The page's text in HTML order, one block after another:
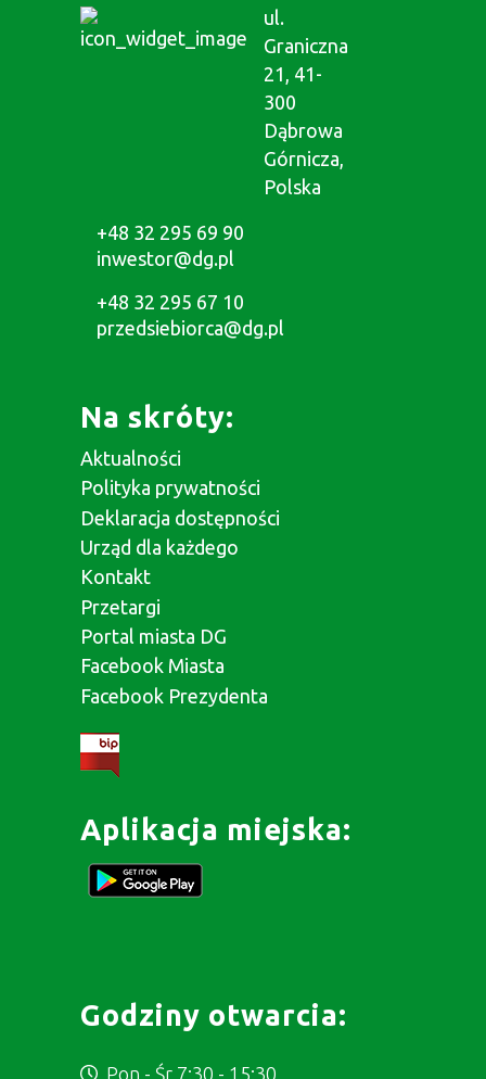
ul.
Graniczna
21, 41-
300
Dąbrowa
Górnicza,
Polska
+48 32 295 69 90
inwestor@dg.pl
+48 32 295 67 10
przedsiebiorca@dg.pl
Na skróty:
Aktualności
Polityka prywatności
Deklaracja dostępności
Urząd dla każdego
Kontakt
Przetargi
Portal miasta DG
Facebook Miasta
Facebook Prezydenta
Aplikacja miejska:
Godziny otwarcia:
Pon - Śr 7:30 - 15:30